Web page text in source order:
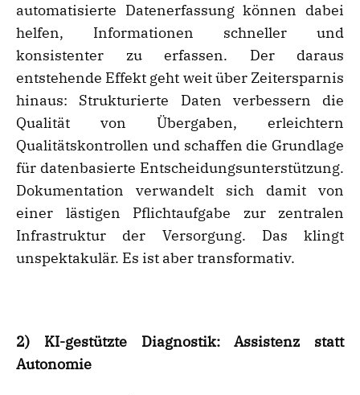
automatisierte Datenerfassung können dabei
helfen, Informationen schneller und
konsistenter zu erfassen. Der daraus
entstehende Effekt geht weit über Zeitersparnis
hinaus: Strukturierte Daten verbessern die
Qualität von Übergaben, erleichtern
Qualitätskontrollen und schaffen die Grundlage
für datenbasierte Entscheidungsunterstützung.
Dokumentation verwandelt sich damit von
einer lästigen Pflichtaufgabe zur zentralen
Infrastruktur der Versorgung. Das klingt
unspektakulär. Es ist aber transformativ.
2) KI-gestützte Diagnostik: Assistenz statt
Autonomie